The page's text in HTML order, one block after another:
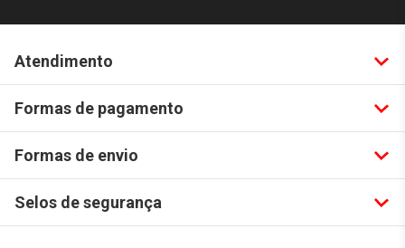
Atendimento
Formas de pagamento
Formas de envio
Selos de segurança